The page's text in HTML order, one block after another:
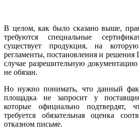
В целом, как было сказано выше,
требуются специальные
существует продукция, на
регламенты, постановления и решения
случае разрешительную документацию
не обязан.
Но нужно понимать, что данный
площадка не запросит у
которые официально подтвердят,
требуется обязательная оценка
отказном письме.